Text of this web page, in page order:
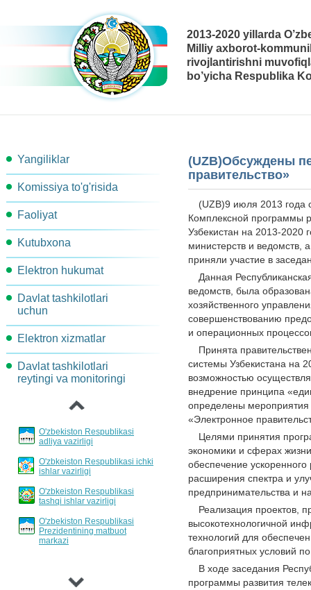
2013-2020 yillarda
Milliy axborot-
rivojlantirishni
bo’yicha Respublika
Yangiliklar
Komissiya to'g'risida
Komissiya tarkibi
Komissiya kotibiyati
Komissiya ishchi organlari
Bog'lanish
Komissiya topshiriqlari
Faoliyat
Ishchi guruhlar
Komissiya qarori
Ish rejasi
Kutubxona
Metodik materiallar
Me'yoriy-Huquqiy xujjatlar
Elektron hukumat
Arxitektura
Maqsadli indekatorlar va
ko'rsatkichlar
Jarayonlar davomidagi
harakatlarni qayta tashkil
Davlat tashkilotlari
uchun
AKT-rivojlantirish va joriy
etish yo'nalishlari
Davlat xizmatlarini
reglamentlash tartibi
Hisobotlar bo'yicha
invertarizatsiyalash tartibi
Elektron xizmatlar
Loyihalar xujjatlarini
muhokama qilish
Davlat tashkilotlari
reytingi va monitoringi
O'zbekiston Respublikasi
adliya vazirligi
O'zbkeiston Respublikasi ichki
ishlar vazirligi
O'zbkeiston Respublikasi
tashqi ishlar vazirligi
O'zbekiston Respublikasi
Prezidentining matbuot
markazi
‹
›
(UZB)Обсуждены
правительство»
(UZB)9 июля 2013 года
Комплексной программы
Узбекистан на 2013-2020
министерств и ведомств,
приняли участие в
Данная
ведомств, была
хозяйственного
совершенствованию
и операционных
Принята
системы Узбекистана на
возможностью
внедрение принципа
определены
«Электронное
Целями принятия
экономики и сферах
обеспечение
расширения спектра и
предпринимательства и
Реализация проектов,
высокотехнологичной
технологий для
благоприятных условий
В ходе заседания
программы развития